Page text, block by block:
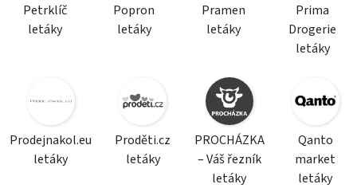
Petrklíč
letáky
Popron
letáky
Pramen
letáky
Prima
Drogerie
letáky
Prodejnakol.eu
letáky
Proděti.cz
letáky
PROCHÁZKA
– Váš řezník
letáky
Qanto
market
letáky